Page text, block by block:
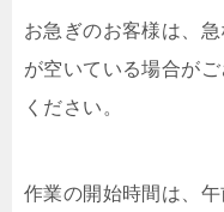
お急ぎのお客様は、
が空いている場合が
ください。
作業の開始時間は、